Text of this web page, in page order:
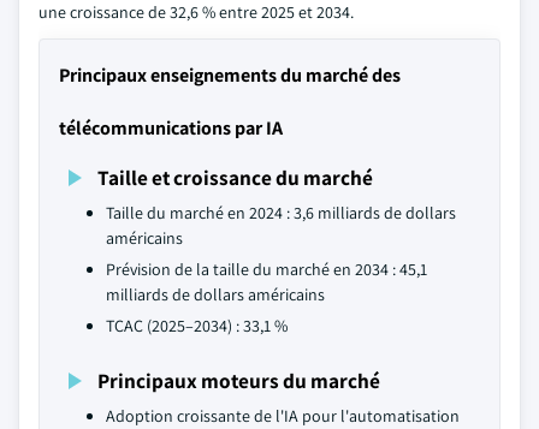
une croissance de 32,6 % entre 2025 et 2034.
Principaux enseignements du marché des
télécommunications par IA
Taille et croissance du marché
Taille du marché en 2024 : 3,6 milliards de dollars
américains
Prévision de la taille du marché en 2034 : 45,1
milliards de dollars américains
TCAC (2025–2034) : 33,1 %
Principaux moteurs du marché
Adoption croissante de l'IA pour l'automatisation